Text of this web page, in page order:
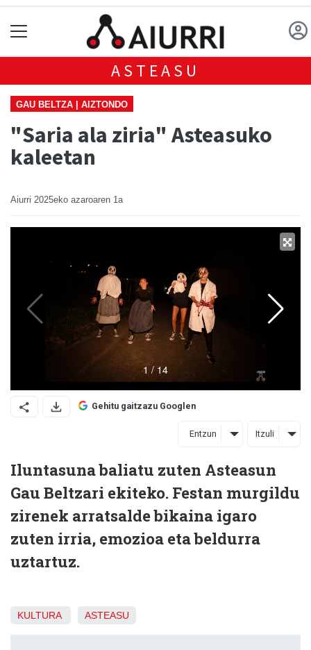
ASTEASU
GAU BELTZA | AIZTONDO
"Saria ala ziria" Asteasuko
kaleetan
Aiurri 2025eko azaroaren 1a
Gehitu gaitzazu Googlen
Entzun Itzuli
Iluntasuna baliatu zuten Asteasun
Gau Beltzari ekiteko. Festan murgildu
zirenek arratsalde bikaina igaro
zuten irria, emozioa eta beldurra
uztartuz.
KULTURA ASTEASU